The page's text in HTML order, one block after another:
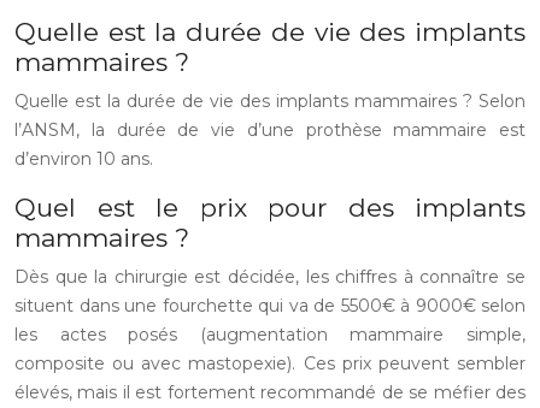
Quelle est la durée de vie des implants
mammaires ?
Quelle est la durée de vie des implants mammaires ? Selon
l’ANSM, la durée de vie d’une prothèse mammaire est
d’environ 10 ans.
Quel est le prix pour des implants
mammaires ?
Dès que la chirurgie est décidée, les chiffres à connaître se
situent dans une fourchette qui va de 5500€ à 9000€ selon
les actes posés (augmentation mammaire simple,
composite ou avec mastopexie). Ces prix peuvent sembler
élevés, mais il est fortement recommandé de se méfier des